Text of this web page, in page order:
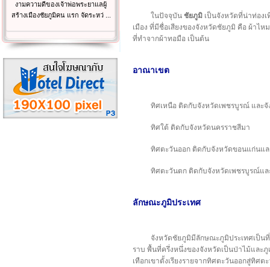
งามความดีของเจ้าพ่อพระยาแลผู้
สร้างเมืองชัยภูมิคน แรก จัดระหว่ ...
ในปัจจุบัน ชัยภูมิ เป็นจังหวัดที่น่าท่อง
เมือง ที่มีชื่อเสียงของจังหวัดชัยภูมิ คือ ผ้าไ
ที่ทำจากผ้าทอมือ เป็นต้น
อาณาเขต
ทิศเหนือ ติดกับจังหวัดเพชรบูรณ์ และ
ทิศใต้ ติดกับจังหวัดนครราชสีมา
ทิศตะวันออก ติดกับจังหวัดขอนแก่นแ
ทิศตะวันตก ติดกับจังหวัดเพชรบูรณ์แล
ลักษณะภูมิประเทศ
จังหวัดชัยภูมิมีลักษณะภูมิประเทศเป็น
ราบ พื้นที่ครึ่งหนึ่งของจังหวัดเป็นป่าไม้และ
เทือกเขาตั้งเรียงรายจากทิศตะวันออกสู่ทิศ